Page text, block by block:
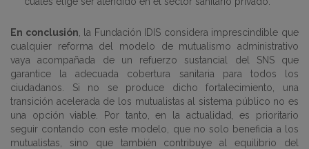
En conclusión , la Fundación IDIS considera imprescindible que
cualquier reforma del modelo de mutualismo administrativo
vaya acompañada de un refuerzo sustancial del SNS que
garantice la adecuada cobertura sanitaria para todos los
ciudadanos. Si no se produce dicho fortalecimiento, una
transición acelerada de los mutualistas al sistema público no es
una opción viable. Por tanto, en la actualidad, es prioritario
seguir contando con este modelo, que no solo beneficia a los
mutualistas, sino que también contribuye al equilibrio del